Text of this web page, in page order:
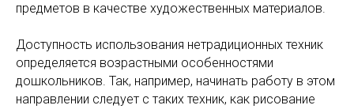
предметов в качестве художественных материалов.
Доступность использования нетрадиционных техник
определяется возрастными особенностями
дошкольников. Так, например, начинать работу в этом
направлении следует с таких техник, как рисование